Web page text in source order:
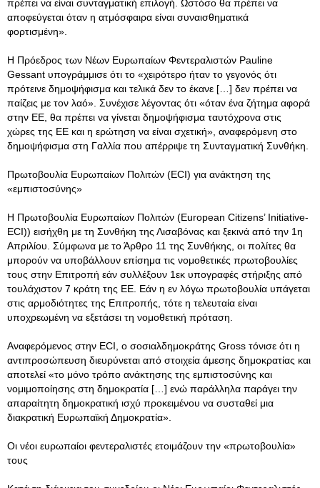
πρέπει να είναι συνταγματική επιλογή. Ωστόσο θα πρέπει να
αποφεύγεται όταν η ατμόσφαιρα είναι συναισθηματικά
φορτισμένη».
Η Πρόεδρος των Νέων Ευρωπαίων Φεντεραλιστών Pauline
Gessant υπογράμμισε ότι το «χειρότερο ήταν το γεγονός ότι
πρότεινε δημοψήφισμα και τελικά δεν το έκανε […] δεν πρέπει να
παίζεις με τον λαό». Συνέχισε λέγοντας ότι «όταν ένα ζήτημα αφορά
στην ΕΕ, θα πρέπει να γίνεται δημοψήφισμα ταυτόχρονα στις
χώρες της ΕΕ και η ερώτηση να είναι σχετική», αναφερόμενη στο
δημοψήφισμα στη Γαλλία που απέρριψε τη Συνταγματική Συνθήκη.
Πρωτοβουλία Ευρωπαίων Πολιτών (ECI) για ανάκτηση της
«εμπιστοσύνης»
Η Πρωτοβουλία Ευρωπαίων Πολιτών (European Citizens’ Initiative-
ECI)) εισήχθη με τη Συνθήκη της Λισαβόνας και ξεκινά από την 1η
Απριλίου. Σύμφωνα με το Άρθρο 11 της Συνθήκης, οι πολίτες θα
μπορούν να υποβάλλουν επίσημα τις νομοθετικές πρωτοβουλίες
τους στην Επιτροπή εάν συλλέξουν 1εκ υπογραφές στήριξης από
τουλάχιστον 7 κράτη της ΕΕ. Εάν η εν λόγω πρωτοβουλία υπάγεται
στις αρμοδιότητες της Επιτροπής, τότε η τελευταία είναι
υποχρεωμένη να εξετάσει τη νομοθετική πρόταση.
Αναφερόμενος στην ECI, ο σοσιαλδημοκράτης Gross τόνισε ότι η
αντιπροσώπευση διευρύνεται από στοιχεία άμεσης δημοκρατίας και
αποτελεί «το μόνο τρόπο ανάκτησης της εμπιστοσύνης και
νομιμοποίησης στη δημοκρατία […] ενώ παράλληλα παράγει την
απαραίτητη δημοκρατική ισχύ προκειμένου να συσταθεί μια
διακρατική Ευρωπαϊκή Δημοκρατία».
Οι νέοι ευρωπαίοι φεντεραλιστές ετοιμάζουν την «πρωτοβουλία»
τους